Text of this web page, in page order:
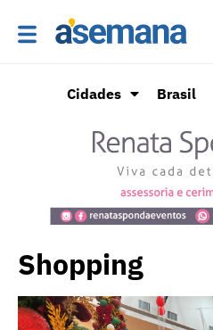
Cidades Brasil
Shopping